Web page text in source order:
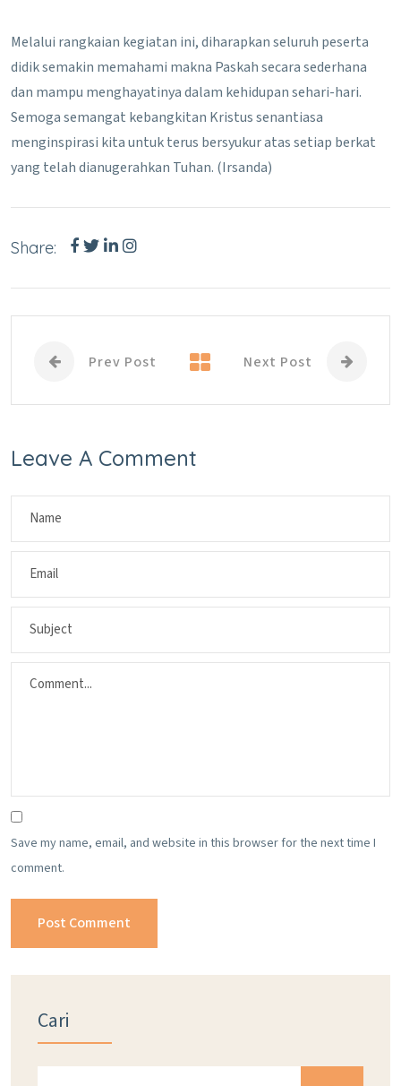
Melalui rangkaian kegiatan ini, diharapkan seluruh peserta
didik semakin memahami makna Paskah secara sederhana
dan mampu menghayatinya dalam kehidupan sehari-hari.
Semoga semangat kebangkitan Kristus senantiasa
menginspirasi kita untuk terus bersyukur atas setiap berkat
yang telah dianugerahkan Tuhan. (Irsanda)
Share:
Prev Post Next Post
Leave A Comment
Save my name, email, and website in this browser for the next time I
comment.
Cari